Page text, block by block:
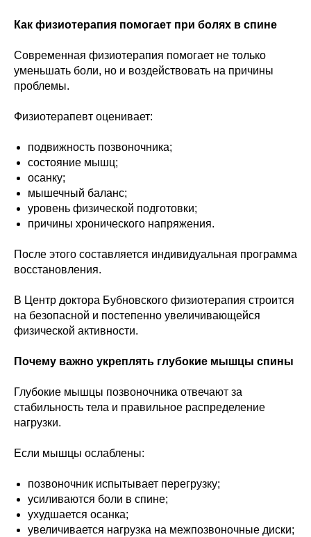
Как физиотерапия помогает при болях в спине
Современная физиотерапия помогает не только
уменьшать боли, но и воздействовать на причины
проблемы.
Физиотерапевт оценивает:
подвижность позвоночника;
состояние мышц;
осанку;
мышечный баланс;
уровень физической подготовки;
причины хронического напряжения.
После этого составляется индивидуальная программа
восстановления.
В Центр доктора Бубновского физиотерапия строится
на безопасной и постепенно увеличивающейся
физической активности.
Почему важно укреплять глубокие мышцы спины
Глубокие мышцы позвоночника отвечают за
стабильность тела и правильное распределение
нагрузки.
Если мышцы ослаблены:
позвоночник испытывает перегрузку;
усиливаются боли в спине;
ухудшается осанка;
увеличивается нагрузка на межпозвоночные диски;